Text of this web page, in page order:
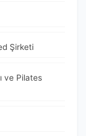
Şirketi
ve Pilates